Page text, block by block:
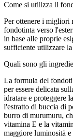
Come si utilizza il
Per ottenere i migliori
fondotinta verso
in base alle proprie
sufficiente utilizzare
Quali sono gli
La formula del
per essere delicata
idratare e proteggere
l'estratto di buccia di
burro di murumuru,
vitamina E e la
maggiore luminosità e